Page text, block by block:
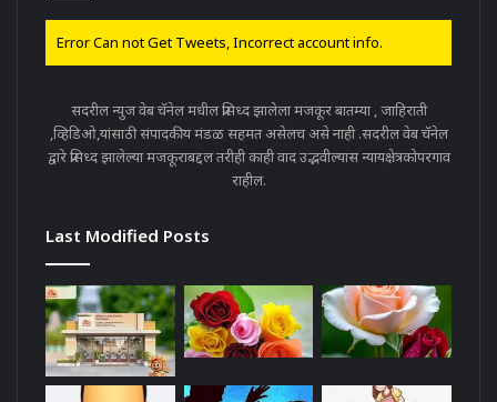
Error Can not Get Tweets, Incorrect account info.
सदरील न्युज वेब चॅनेल मधील प्रसिध्द झालेला मजकूर बातम्या , जाहिराती
,व्हिडिओ,यांसाठी संपादकीय मंडळ सहमत असेलच असे नाही .सदरील वेब चॅनेल
द्वारे प्रसिध्द झालेल्या मजकूराबद्दल तरीही काही वाद उद्भवील्यास न्यायक्षेत्रकोपरगाव
राहील.
Last Modified Posts